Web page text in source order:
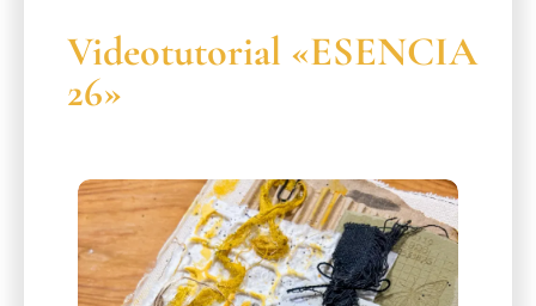
Videotutorial «ESENCIA
26»